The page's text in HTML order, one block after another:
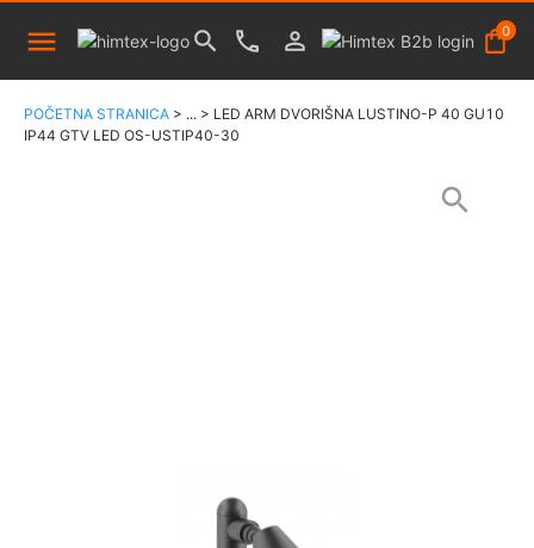
0
POČETNA STRANICA > ... > LED ARM DVORIŠNA LUSTINO-P 40 GU10
IP44 GTV LED OS-USTIP40-30